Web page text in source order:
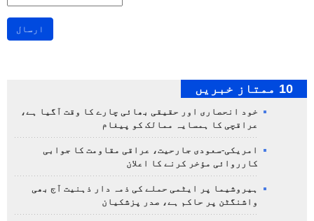
ارسال
10 ممتاز خبریں
خود انحصاری اور حقیقی بھائی چارے کا وقت آگیا ہے،
عراقچی کا ہمسایہ ممالک کو پیغام
امریکی-سعودی جارحیت، عراقی مقاومت کا جوابی
کارروائی مؤخر کرنے کا اعلان
ہیروشیما پر ایٹمی حملے کی ذمہ دار ذہنیت آج بھی
واشنگٹن پر حاکم ہے، صدر پزشکیان